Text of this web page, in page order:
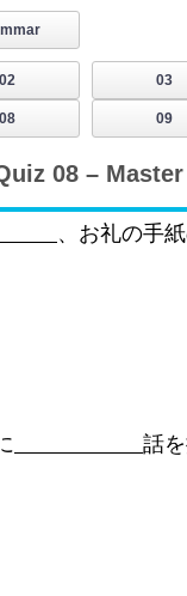
02 03
08 09
08 –
、お礼の手
話